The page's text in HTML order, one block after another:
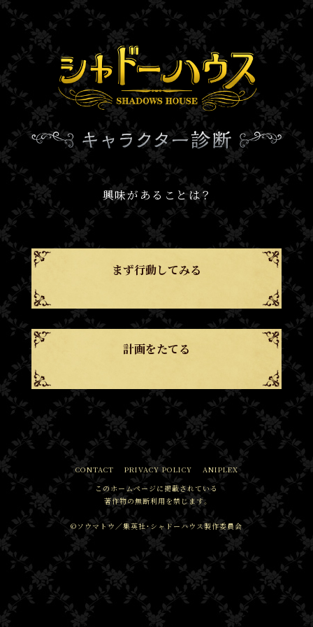
興味があることは？
まず行動してみる
計画をたてる
CONTACT PRIVACY POLICY
ANIPLEX
このホームページに掲載されている
著作物の無断利用を禁じます。
©ソウマトウ／集英社・シャドーハウス製作委員会